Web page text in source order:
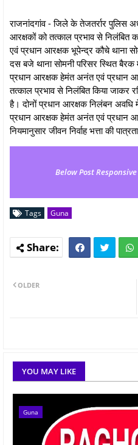
राजनांदगांव - जिले के तेजतर्रार पुलिस
आरक्षकों को तत्काल प्रभाव से
एवं प्रधान आरक्षक भूपेन्द्र कौचे थाना
दस बजे थाना सोमनी परिसर स्थित
प्रधान आरक्षक हेमंत अनंत एवं प्रधान
तत्काल प्रभाव से निलंबित किया जाकर
है। दोनों प्रधान आरक्षक निलंबन अवधि
प्रधान आरक्षक हेमंत अनंत एवं प्रधान
नियमानुसार जीवन निर्वाह भत्ता की
Below Post
Tags Guna
OLDER
YOU MAY LIKE
Guna